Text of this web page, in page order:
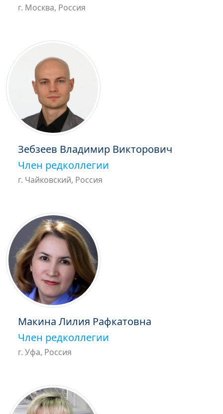
г. Москва, Россия
Зебзеев Владимир Викторович
Член редколлегии
г. Чайковский, Россия
Макина Лилия Рафкатовна
Член редколлегии
г. Уфа, Россия